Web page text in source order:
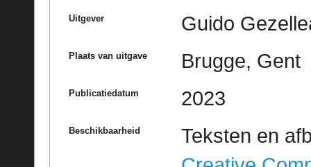
Uitgever Guido
Plaats van uitgave Brugge, Gent
Publicatiedatum 2023
Beschikbaarheid
Teksten en